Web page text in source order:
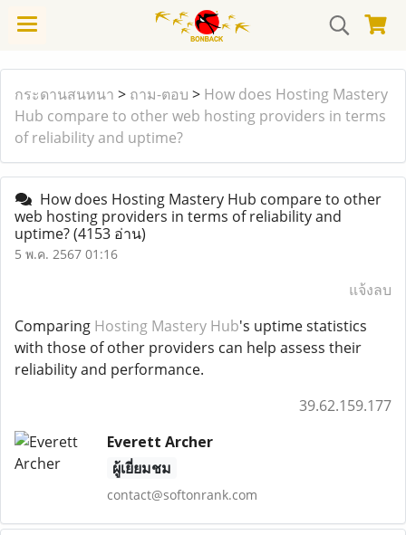
กระดานสนทนา > ถาม-ตอบ > How does Hosting Mastery
Hub compare to other web hosting providers in terms
of reliability and uptime?
How does Hosting Mastery Hub compare to other
web hosting providers in terms of reliability and
uptime?(4153 อ่าน)
5 พ.ค. 2567 01:16
แจ้งลบ
Comparing Hosting Mastery Hub's uptime statistics
with those of other providers can help assess their
reliability and performance.
39.62.159.177
Everett Archer
ผู้เยี่ยมชม
contact@softonrank.com